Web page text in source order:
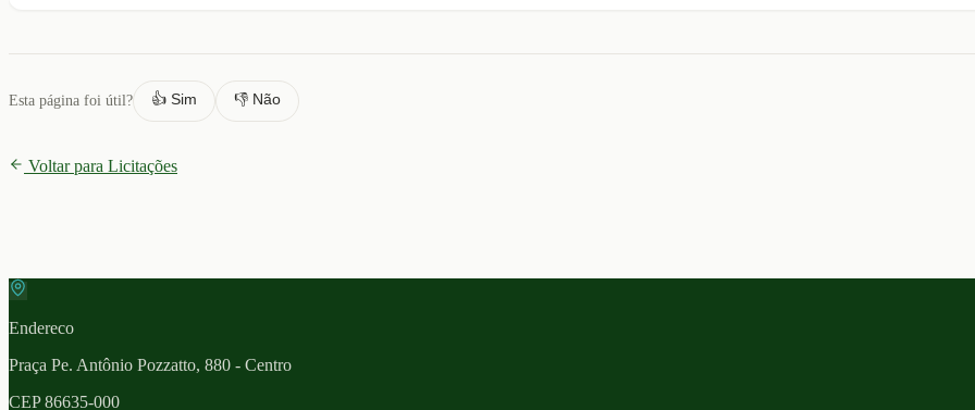
Esta página foi útil? 👍 Sim 👎 Não
Voltar para Licitações
Endereco
Praça Pe. Antônio Pozzatto, 880 - Centro
CEP86635-000